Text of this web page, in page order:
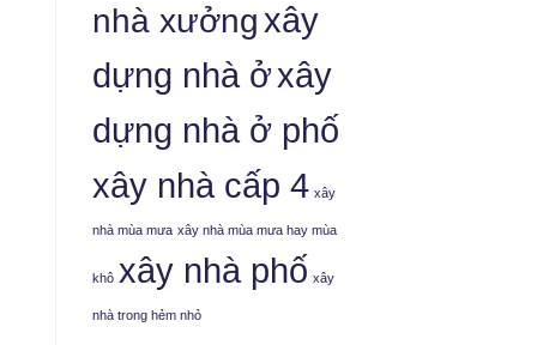
nhà xưởngxây
dựng nhà ởxây
dựng nhà ở phố
xây nhà cấp 4 xây
nhà mùa mưa xây nhà mùa mưa hay mùa
khô xây nhà phố xây
nhà trong hẻm nhỏ